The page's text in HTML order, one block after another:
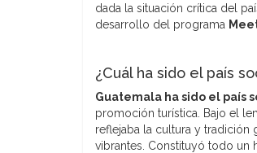
dada la situación crítica del
desarrollo del programa
¿Cuál ha sido el país
Guatemala ha sido el país
promoción turística. Bajo el
reflejaba la cultura y tradición
vibrantes. Constituyó todo un